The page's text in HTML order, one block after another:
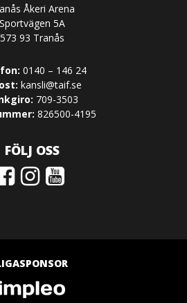
Åkeri Arena
Sportvägen 5A
573 93 Tranås
0140 – 146 24
kansli@taif.se
709-3503
826500-4195
FÖLJ OSS